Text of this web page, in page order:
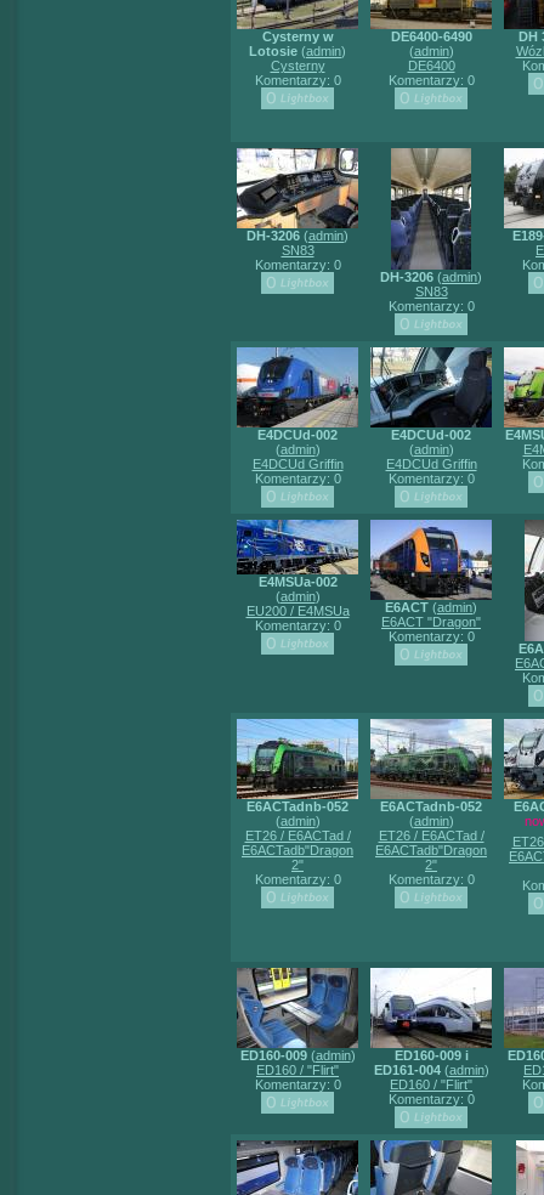
Cysterny w
Lotosie (admin)
Cysterny
Komentarzy: 0
DE6400-6490
(admin)
DE6400
Komentarzy: 0
DH
DH-3206 (admin)
SN83
Komentarzy: 0
DH-3206 (admin)
SN83
Komentarzy: 0
E4DCUd-002
(admin)
E4DCUd Griffin
Komentarzy: 0
E4DCUd-002
(admin)
E4DCUd Griffin
Komentarzy: 0
E4MSUa-002
(admin)
EU200 / E4MSUa
Komentarzy: 0
E6ACT (admin)
E6ACT "Dragon"
Komentarzy: 0
E6ACTadnb-052
(admin)
ET26 / E6ACTad /
E6ACTadb"Dragon
2"
Komentarzy: 0
E6ACTadnb-052
(admin)
ET26 / E6ACTad /
E6ACTadb"Dragon
2"
Komentarzy: 0
ED160-009(admin)
ED160 / "Flirt"
Komentarzy: 0
ED160-009 i
ED161-004(admin)
ED160 / "Flirt"
Komentarzy: 0